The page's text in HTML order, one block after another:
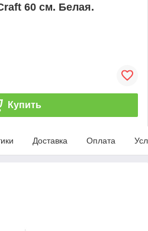
60 см. Белая.
Купить
Доставка Оплата